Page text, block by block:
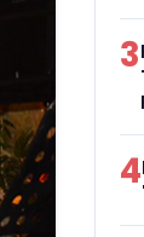
3
4